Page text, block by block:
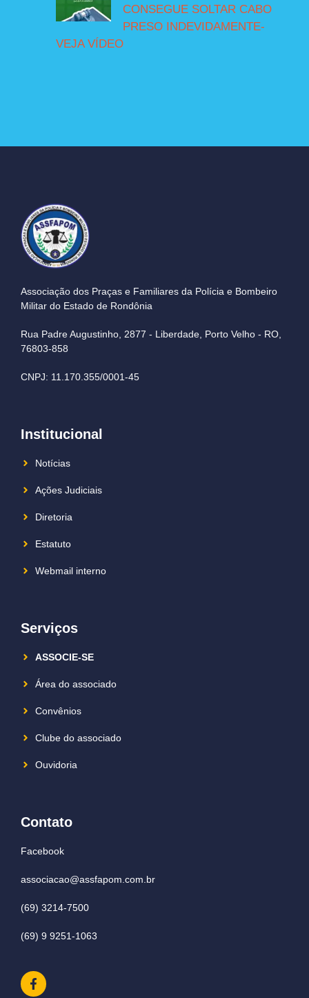
CONSEGUE SOLTAR CABO
PRESO INDEVIDAMENTE-
VEJA VÍDEO
Associação dos Praças e Familiares da Polícia e Bombeiro
Militar do Estado de Rondônia
Rua Padre Augustinho, 2877 - Liberdade, Porto Velho - RO,
76803-858
CNPJ: 11.170.355/0001-45
Institucional
Notícias
Ações Judiciais
Diretoria
Estatuto
Webmail interno
Serviços
ASSOCIE-SE
Área do associado
Convênios
Clube do associado
Ouvidoria
Contato
Facebook
associacao@assfapom.com.br
(69) 3214-7500
(69) 9 9251-1063